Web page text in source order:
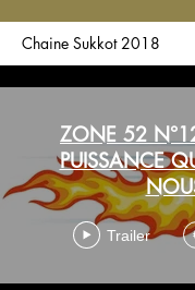
Chaine Sukkot 2018
ZONE 52
PUISSANCE
Trailer